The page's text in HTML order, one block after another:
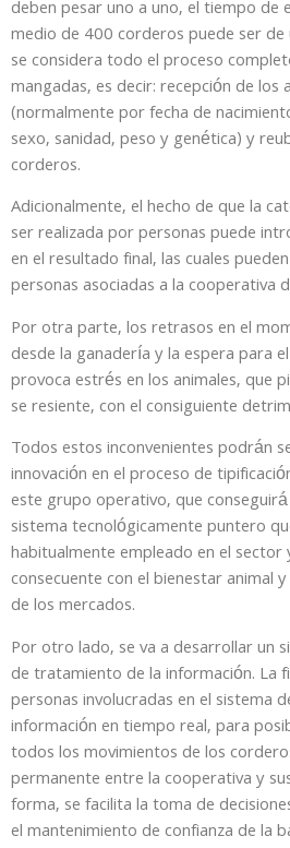
deben pesar uno a uno, el tiempo de
medio de 400 corderos puede ser de
se considera todo el proceso
mangadas, es decir: recepción de los
(normalmente por fecha de
sexo, sanidad, peso y genética) y
corderos.
Adicionalmente, el hecho de que la
ser realizada por personas puede
en el resultado final, las cuales
personas asociadas a la cooperativa
Por otra parte, los retrasos en el
desde la ganadería y la espera para
provoca estrés en los animales, que
se resiente, con el consiguiente
Todos estos inconvenientes podrán
innovación en el proceso de
este grupo operativo, que
sistema tecnológicamente puntero
habitualmente empleado en el
consecuente con el bienestar animal
de los mercados.
Por otro lado, se va a desarrollar un
de tratamiento de la información. La
personas involucradas en el sistema
información en tiempo real, para
todos los movimientos de los
permanente entre la cooperativa y
forma, se facilita la toma de
el mantenimiento de confianza de la